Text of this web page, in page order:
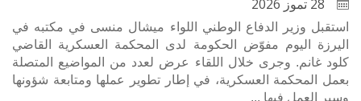
استقبل وزير الدفاع الوطني اللواء ميشال منسى في مكتبه في
اليرزة اليوم مفوّض الحكومة لدى المحكمة العسكرية القاضي
كلود غانم. وجرى خلال اللقاء عرض لعدد من المواضيع المتصلة
بعمل المحكمة العسكرية، في إطار تطوير عملها ومتابعة شؤونها
وسير العمل فيها ...